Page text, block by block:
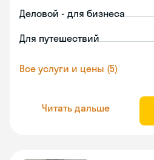
Деловой - для бизнеса
Для путешествий
Все услуги и цены (5)
Читать дальше